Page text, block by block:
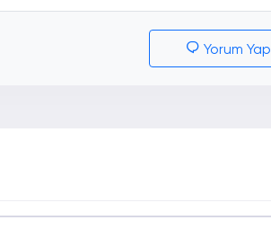
Yorum Yap